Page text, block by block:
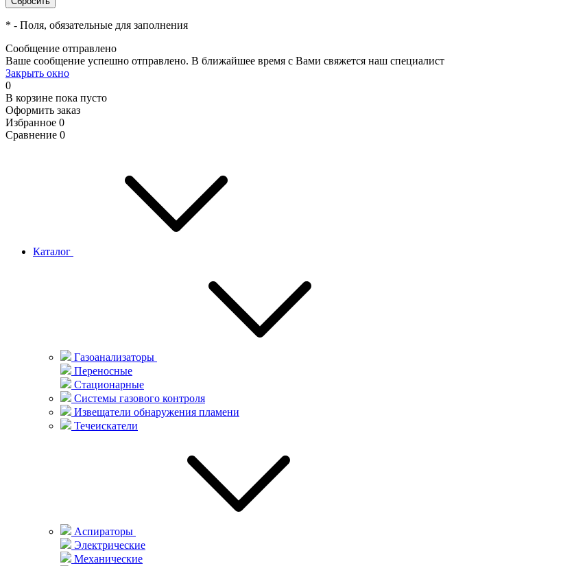
* - Поля, обязательные для заполнения
Сообщение отправлено
Ваше сообщение успешно отправлено. В ближайшее время с Вами свяжется наш специалист
Закрыть окно
0
В корзине пока пусто
Оформить заказ
Избранное 0
Сравнение 0
Каталог
Газоанализаторы
Переносные
Стационарные
Системы газового контроля
Извещатели обнаружения пламени
Течеискатели
Аспираторы
Электрические
Механические